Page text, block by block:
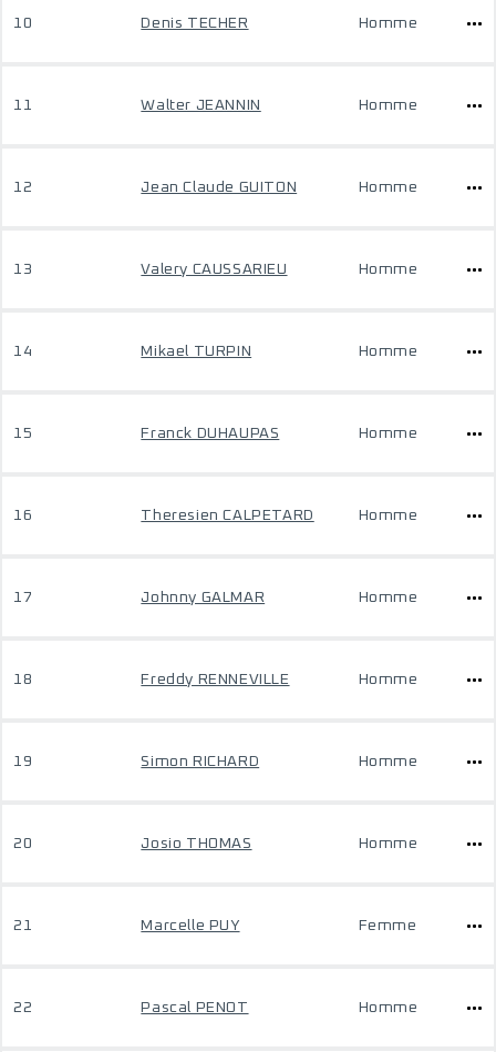
10 Denis TECHER Homme
11 Walter JEANNIN Homme
12 Jean Claude GUITON Homme
13 Valery CAUSSARIEU Homme
14 Mikael TURPIN Homme
15 Franck DUHAUPAS Homme
16 Theresien CALPETARD Homme
17 Johnny GALMAR Homme
18 Freddy RENNEVILLE Homme
19 Simon RICHARD Homme
20 Josio THOMAS Homme
21 Marcelle PUY Femme
22 Pascal PENOT Homme